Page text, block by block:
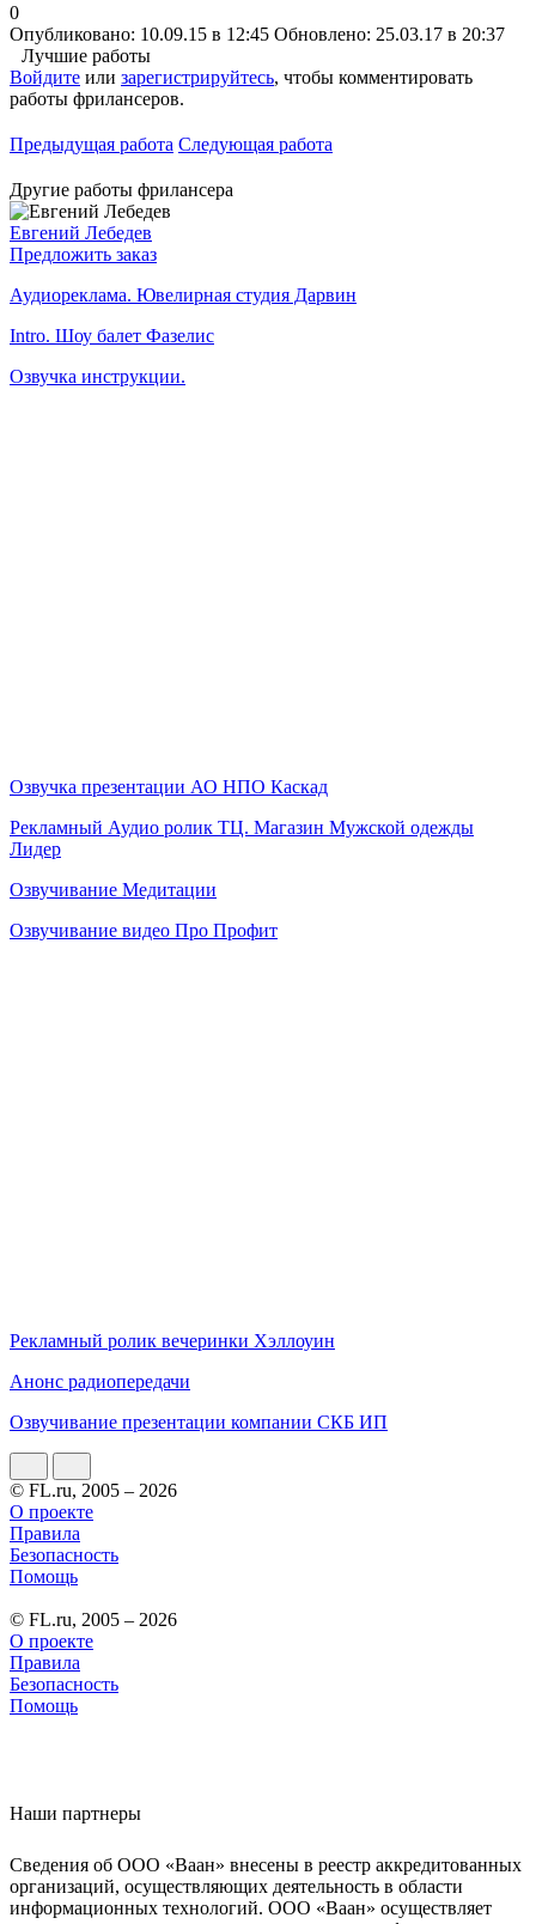
0
Опубликовано: 10.09.15 в 12:45 Обновлено: 25.03.17 в 20:37
Лучшие работы
Войдите или зарегистрируйтесь, чтобы комментировать
работы фрилансеров.
Предыдущая работа Следующая работа
Другие работы фрилансера
Евгений Лебедев
Предложить заказ
Аудиореклама. Ювелирная студия Дарвин
Intro. Шоу балет Фазелис
Озвучка инструкции.
Озвучка презентации АО НПО Каскад
Рекламный Аудио ролик ТЦ. Магазин Мужской одежды
Лидер
Озвучивание Медитации
Озвучивание видео Про Профит
Рекламный ролик вечеринки Хэллоуин
Анонс радиопередачи
Озвучивание презентации компании СКБ ИП
© FL.ru, 2005 – 2026
О проекте
Правила
Безопасность
Помощь
© FL.ru, 2005 – 2026
О проекте
Правила
Безопасность
Помощь
Наши партнеры
Сведения об ООО «Ваан» внесены в реестр аккредитованных
организаций, осуществляющих деятельность в области
информационных технологий. ООО «Ваан» осуществляет